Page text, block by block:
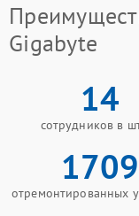
Gigabyte
14
сотрудников в
1709
отремонтированных